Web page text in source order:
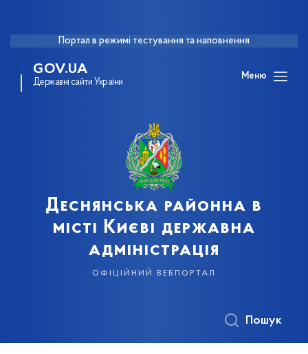
Портал в режимі тестування та наповнення
GOV.UA
Державні сайти України
Меню
Деснянська районна в
місті Києві державна
адміністрація
офіційний вебпортал
Пошук